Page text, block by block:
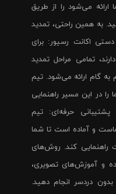
می‌شود را از طریق
به همین راحتی، تمدید
اکانت رسیور: برای
تمامی مراحل تمدید
گام ارائه می‌شود. تیم
در این مسیر راهنمایی
حرفه‌ای: تیم
و آماده است تا شما
راهنمایی کند. روش‌های
و آموزش‌های تصویری،
دردسر انجام دهید.